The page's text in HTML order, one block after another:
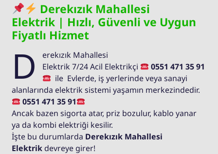
Derekızık Mahallesi
Elektrik | Hızlı, Güvenli ve Uygun
Fiyatlı Hizmet
D
erekızık Mahallesi
Elektrik 7/24 Acil Elektrikçi
0551 471 35 91
ile Evlerde, iş yerlerinde veya sanayi
alanlarında elektrik sistemi yaşamın merkezindedir.
0551 471 35 91
Ancak bazen sigorta atar, priz bozulur, kablo yanar
ya da kombi elektriği kesilir.
İşte bu durumlarda Derekızık Mahallesi
Elektrik devreye girer!